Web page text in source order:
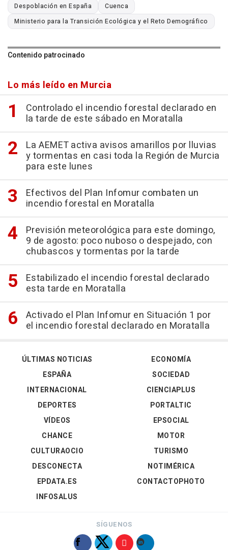
Despoblación en España
Cuenca
Ministerio para la Transición Ecológica y el Reto Demográfico
Contenido patrocinado
Lo más leído en Murcia
Controlado el incendio forestal declarado en
la tarde de este sábado en Moratalla
La AEMET activa avisos amarillos por lluvias
y tormentas en casi toda la Región de Murcia
para este lunes
Efectivos del Plan Infomur combaten un
incendio forestal en Moratalla
Previsión meteorológica para este domingo,
9 de agosto: poco nuboso o despejado, con
chubascos y tormentas por la tarde
Estabilizado el incendio forestal declarado
esta tarde en Moratalla
Activado el Plan Infomur en Situación 1 por
el incendio forestal declarado en Moratalla
ÚLTIMAS NOTICIAS
ESPAÑA
INTERNACIONAL
DEPORTES
VÍDEOS
ECONOMÍA
SOCIEDAD
CIENCIAPLUS
PORTALTIC
EPSOCIAL
CHANCE
CULTURAOCIO
DESCONECTA
EPDATA.ES
INFOSALUS
MOTOR
TURISMO
NOTIMÉRICA
CONTACTOPHOTO
SÍGUENOS